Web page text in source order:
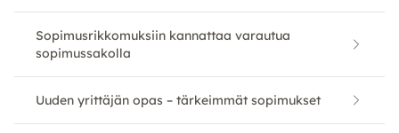
Sopimusrikkomuksiin kannattaa varautua
sopimussakolla
Uuden yrittäjän opas – tärkeimmät sopimukset